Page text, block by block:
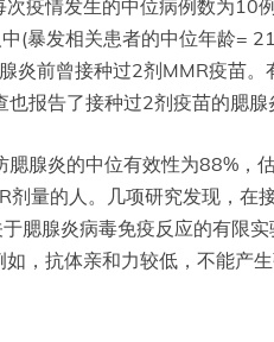
疫情发生的中位病例数为
(暴发相关患者的中位年龄
炎前曾接种过2剂MMR疫苗
报告了接种过2剂疫苗的腮
腮腺炎的中位有效性为88%，
量的人。几项研究发现，在
于腮腺炎病毒免疫反应的有限
，抗体亲和力较低，不能产